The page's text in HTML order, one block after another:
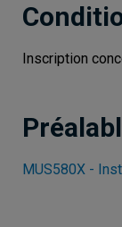
Inscription
MUS580X -